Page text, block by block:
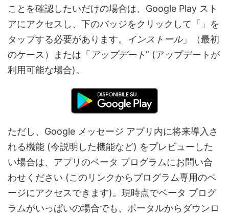
ことを確認したいだけの場合は、Google Play スト
アにアクセスし、下のバッジをクリックして「」を
タップする必要があります。
インストール」（最初
のケース）または「 アップデート” (アップデートが
利用可能な場合)。
ただし、Google メッセージ アプリ内に将来導入さ
れる機能 (今説明した機能など) をプレビューした
い場合は、アプリのベータ プログラムにお問い合
わせください (このリンクからプログラム専用のペ
ージにアクセスできます)。現時点でベータ プログ
ラムがいっぱいの場合でも、ポータルからダウンロ